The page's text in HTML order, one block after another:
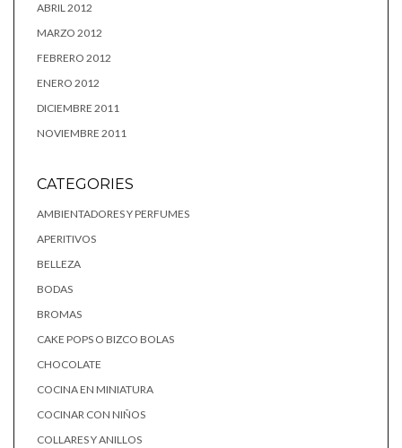
ABRIL 2012
MARZO 2012
FEBRERO 2012
ENERO 2012
DICIEMBRE 2011
NOVIEMBRE 2011
CATEGORIES
AMBIENTADORES Y PERFUMES
APERITIVOS
BELLEZA
BODAS
BROMAS
CAKE POPS O BIZCO BOLAS
CHOCOLATE
COCINA EN MINIATURA
COCINAR CON NIÑOS
COLLARES Y ANILLOS